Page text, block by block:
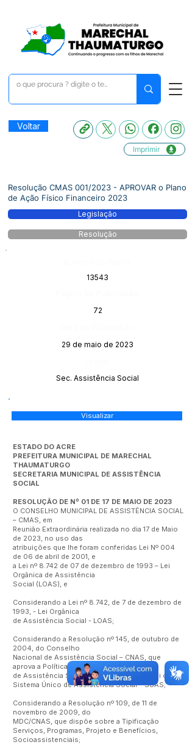
Voltar
Imprimir
Resolução CMAS 001/2023 - APROVAR o Plano
de Ação Físico Financeiro 2023
Legislação
Resolução
13543
72
29 de maio de 2023
Sec. Assistência Social
Visualizar
ESTADO DO ACRE
PREFEITURA MUNICIPAL DE MARECHAL
THAUMATURGO
SECRETARIA MUNICIPAL DE ASSISTÊNCIA
SOCIAL
RESOLUÇÃO DE Nº 01 DE 17 DE MAIO DE 2023
O CONSELHO MUNICIPAL DE ASSISTÊNCIA SOCIAL
– CMAS, em
Reunião Extraordinária realizada no dia 17 de Maio
de 2023, no uso das
atribuições que lhe foram conferidas Lei Nº 004
de 06 de abril de 2001, e
a Lei nº 8.742 de 07 de dezembro de 1993 – Lei
Orgânica de Assistência
Social (LOAS), e
Considerando a Lei nº 8.742, de 7 de dezembro de
1993, - Lei Orgânica
de Assistência Social - LOAS;
Considerando a Resolução nº 145, de outubro de
2004, do Conselho
Nacional de Assistência Social – CNAS, que
aprova a Política Nacional
de Assistência Social – PNAS, a qual institui o
Sistema Único de Assistência Social – SUAS;
Considerando a Resolução nº 109, de 11 de
novembro de 2009, do
MDC/CNAS, que dispõe sobre a Tipificação
Serviços, Programas, Projeto e Benefícios,
Socioassistenciais;